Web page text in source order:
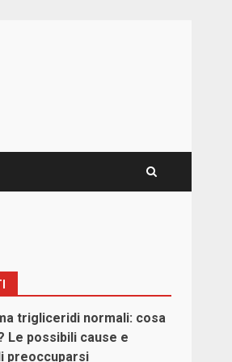
trigliceridi normali: cosa
Le possibili cause e
preoccuparsi